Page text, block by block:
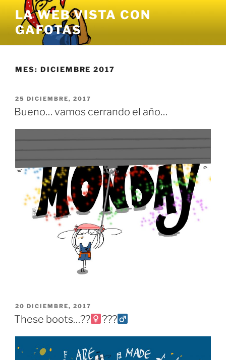
contenido
LA WEB VISTA CON
GAFOTAS
MES: DICIEMBRE 2017
PUBLICADO
EL
25 DICIEMBRE, 2017
Bueno… vamos cerrando el año…
PUBLICADO
EL
20 DICIEMBRE, 2017
These boots…??‍ ???‍